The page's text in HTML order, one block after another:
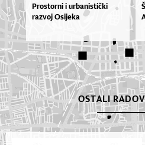
Prostorni i urbanistički
razvoj Osijeka
OSTALI